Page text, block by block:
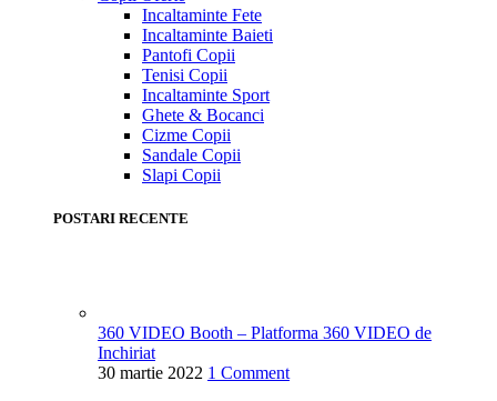
Incaltaminte Fete
Incaltaminte Baieti
Pantofi Copii
Tenisi Copii
Incaltaminte Sport
Ghete & Bocanci
Cizme Copii
Sandale Copii
Slapi Copii
POSTARI RECENTE
360 VIDEO Booth – Platforma 360 VIDEO de
Inchiriat
30 martie 2022 1 Comment